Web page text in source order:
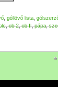
góllövő lista
,ob 2,ob II,pápa,